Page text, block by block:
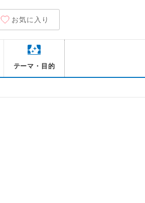
お気に入り
テーマ・目的